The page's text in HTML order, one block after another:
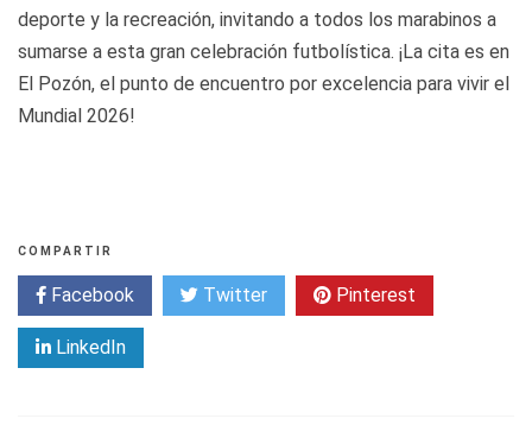
deporte y la recreación, invitando a todos los marabinos a
sumarse a esta gran celebración futbolística. ¡La cita es en
El Pozón, el punto de encuentro por excelencia para vivir el
Mundial 2026!
COMPARTIR
Facebook Twitter Pinterest
LinkedIn